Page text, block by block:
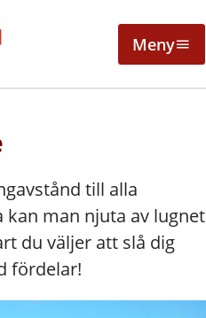
Meny
till alla
man njuta av lugnet
du väljer att slå dig
fördelar!